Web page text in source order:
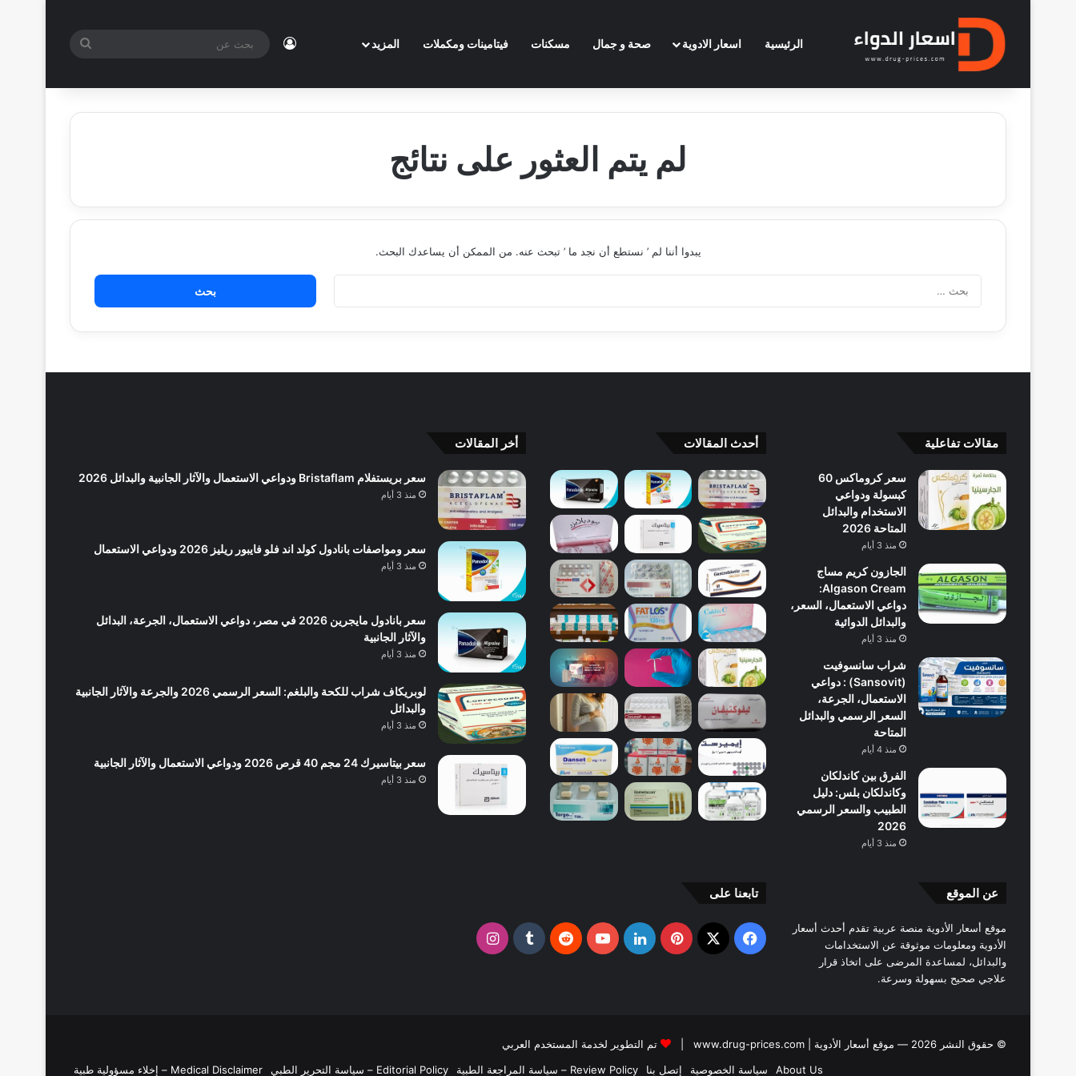
الرئيسية اسعار الادوية صحة و جمال مسكنات فيتامينات ومكملات المزيد تسجيل الدخول
بحث
لم يتم العثور على نتائج
يبدوا أننا لم ’ نستطع أن نجد ما ’ تبحث عنه. من الممكن أن يساعدك البحث.
البحث
مقالات تفاعلية
سعر كروماكس 60
كبسولة ودواعي
الاستخدام والبدائل
المتاحة 2026
منذ 3 أيام
الجازون كريم مساج
Algason Cream:
دواعي الاستعمال، السعر،
والبدائل الدوائية
منذ 3 أيام
شراب سانسوفيت
(Sansovit) : دواعي
الاستعمال، الجرعة،
السعر الرسمي والبدائل
المتاحة
منذ 4 أيام
الفرق بين كاندلكان
وكاندلكان بلس: دليل
الطبيب والسعر الرسمي
2026
منذ 3 أيام
أحدث المقالات أخر المقالات
سعر بريستفلام Bristaflam ودواعي الاستعمال والآثار الجانبية والبدائل 2026
منذ 3 أيام
سعر ومواصفات بانادول كولد اند فلو فايبور ريليز 2026 ودواعي الاستعمال
منذ 3 أيام
سعر بانادول مايجرين 2026 في مصر، دواعي الاستعمال، الجرعة، البدائل
والآثار الجانبية
منذ 3 أيام
لوبريكاف شراب للكحة والبلغم: السعر الرسمي 2026 والجرعة والآثار الجانبية
والبدائل
منذ 3 أيام
سعر بيتاسيرك 24 مجم 40 قرص 2026 ودواعي الاستعمال والآثار الجانبية
منذ 3 أيام
عن الموقع
موقع أسعار الأدوية منصة عربية تقدم أحدث أسعار
الأدوية ومعلومات موثوقة عن الاستخدامات
والبدائل، لمساعدة المرضى على اتخاذ قرار
علاجي صحيح بسهولة وسرعة.
تابعنا على
فيسبوك
X بينتيريستلينكدإنيوتيوب ‏Tumblr انستقرام
© حقوق النشر 2026 — موقع أسعار الأدوية | www.drug-prices.com |
تم التطوير لخدمة المستخدم العربي
About Us
سياسة الخصوصية إتصل بنا Review Policy – سياسة المراجعة الطبية Editorial Policy – سياسة التحرير الطبي Medical Disclaimer – إخلاء مسؤولية طبية